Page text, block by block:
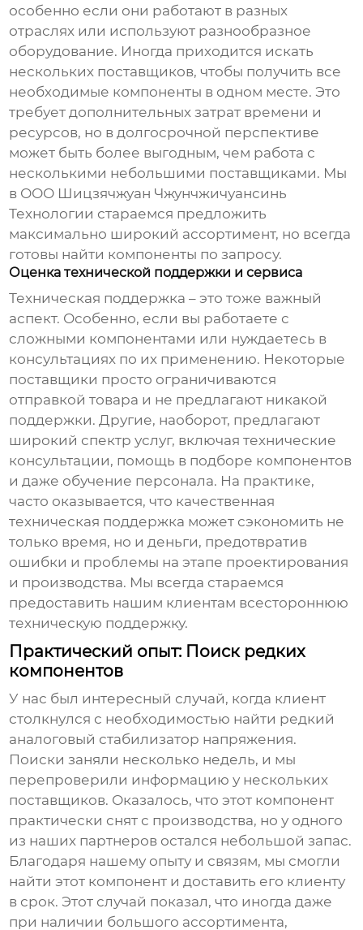
особенно если они работают в разных
отраслях или используют разнообразное
оборудование. Иногда приходится искать
нескольких поставщиков, чтобы получить все
необходимые компоненты в одном месте. Это
требует дополнительных затрат времени и
ресурсов, но в долгосрочной перспективе
может быть более выгодным, чем работа с
несколькими небольшими поставщиками. Мы
в ООО Шицзячжуан Чжунчжичуансинь
Технологии стараемся предложить
максимально широкий ассортимент, но всегда
готовы найти компоненты по запросу.
Оценка технической поддержки и сервиса
Техническая поддержка – это тоже важный
аспект. Особенно, если вы работаете с
сложными компонентами или нуждаетесь в
консультациях по их применению. Некоторые
поставщики просто ограничиваются
отправкой товара и не предлагают никакой
поддержки. Другие, наоборот, предлагают
широкий спектр услуг, включая технические
консультации, помощь в подборе компонентов
и даже обучение персонала. На практике,
часто оказывается, что качественная
техническая поддержка может сэкономить не
только время, но и деньги, предотвратив
ошибки и проблемы на этапе проектирования
и производства. Мы всегда стараемся
предоставить нашим клиентам всестороннюю
техническую поддержку.
Практический опыт: Поиск редких
компонентов
У нас был интересный случай, когда клиент
столкнулся с необходимостью найти редкий
аналоговый стабилизатор напряжения.
Поиски заняли несколько недель, и мы
перепроверили информацию у нескольких
поставщиков. Оказалось, что этот компонент
практически снят с производства, но у одного
из наших партнеров остался небольшой запас.
Благодаря нашему опыту и связям, мы смогли
найти этот компонент и доставить его клиенту
в срок. Этот случай показал, что иногда даже
при наличии большого ассортимента,